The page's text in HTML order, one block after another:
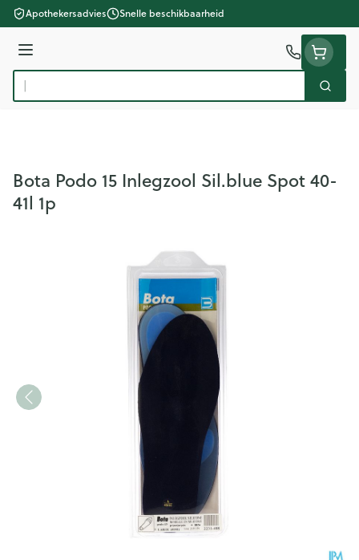
Ga naar de inhoud
Apothekersadvies Snelle beschikbaarheid
Menu
Product, merk, categorie... Zoek
Bota Podo 15 Inlegzool Sil.blue Spot 40-
41l 1p